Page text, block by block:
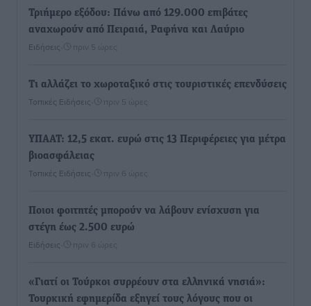
Τριήμερο εξόδου: Πάνω από 129.000 επιβάτες
αναχωρούν από Πειραιά, Ραφήνα και Λαύριο
Ειδήσεις πριν 5 ώρες
Τι αλλάζει το χωροταξικό στις τουριστικές επενδύσεις
Τοπικές Ειδήσεις πριν 5 ώρες
ΥΠΑΑΤ: 12,5 εκατ. ευρώ στις 13 Περιφέρειες για μέτρα
βιοασφάλειας
Τοπικές Ειδήσεις πριν 6 ώρες
Ποιοι φοιτητές μπορούν να λάβουν ενίσχυση για
στέγη έως 2.500 ευρώ
Ειδήσεις πριν 6 ώρες
«Γιατί οι Τούρκοι συρρέουν στα ελληνικά νησιά»:
Τουρκική εφημερίδα εξηγεί τους λόγους που οι